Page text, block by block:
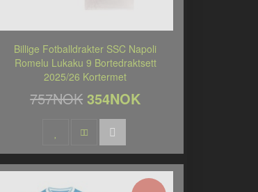
Billige Fotballdrakter SSC Napoli
Romelu Lukaku 9 Bortedraktsett
2025/26 Kortermet
757NOK 354NOK